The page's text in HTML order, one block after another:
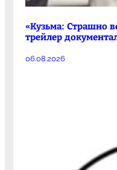
«Кузьма: Страшно
трейлер
06.08.2026